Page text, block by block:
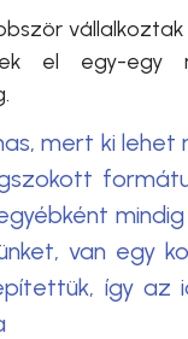
el egy-egy
mert ki lehet
van egy
így az